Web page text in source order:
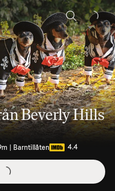
Sök
Beverly Hills
| Barntillåten 4.4